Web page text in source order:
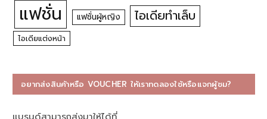
แฟชั่น แฟชั่นผู้หญิง ไอเดียทำเล็บ
ไอเดียแต่งหน้า
อยากส่งสินค้าหรือ VOUCHER ให้เราทดลองใช้หรือแจกผู้ชม?
แบรนด์สามารถส่งมาให้ได้ที่